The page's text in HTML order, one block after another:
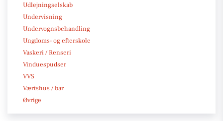
Udlejningselskab
Undervisning
Undervognsbehandling
Ungdoms- og efterskole
Vaskeri / Renseri
Vinduespudser
VVS
Værtshus / bar
Øvrige